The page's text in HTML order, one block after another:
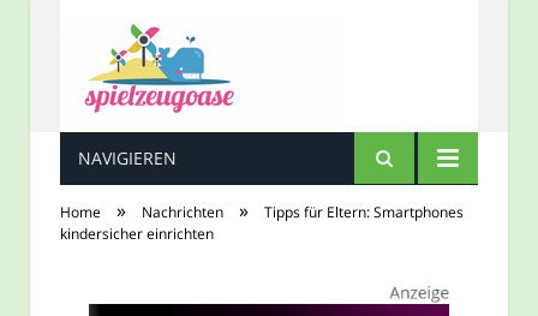
Spielzeugoase
NAVIGIEREN
Home » Nachrichten »
Tipps für Eltern: Smartphones
kindersicher einrichten